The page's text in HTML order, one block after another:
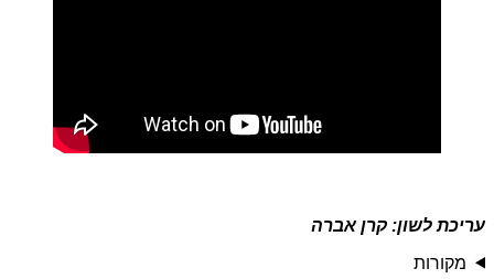
עריכת לשון: קרן אברה
מקורות